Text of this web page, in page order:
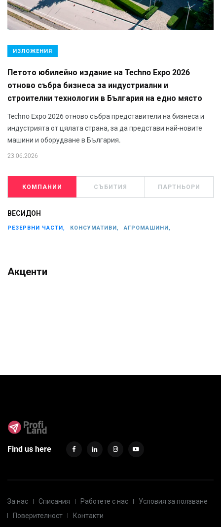
ИЗЛОЖЕНИЯ
Петото юбилейно издание на Techno Expo 2026
отново събра бизнеса за индустриални и
строителни технологии в България на едно място
Techno Expo 2026 отново събра представители на бизнеса и
индустрията от цялата страна, за да представи най-новите
машини и оборудване в България.
23.06.2026
КОМПАНИИ СЪБИТИЯ ПАРТНЬОРИ
ВЕСИДОН
РЕЗЕРВНИ ЧАСТИ, КОНСУМАТИВИ, АГРОМАШИНИ,
Акценти
Find us here
За нас Списания Работете с нас
Условия за ползване
Поверителност
Контакти